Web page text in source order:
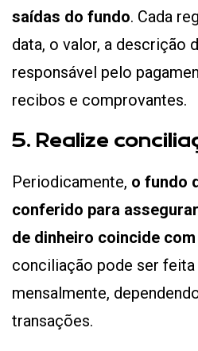
saídas do fundo. Cada
data, o valor, a descrição
responsável pelo
recibos e comprovantes.
5. Realize
Periodicamente, o fundo
conferido para
de dinheiro coincide
conciliação pode ser feita
mensalmente,
transações.